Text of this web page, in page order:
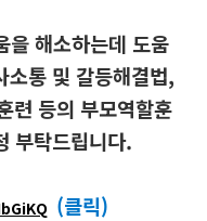
을 해소하는데 도움
소통 및 갈등해결법,
련 등의 부모역할훈
부탁드립니다.
(클릭)